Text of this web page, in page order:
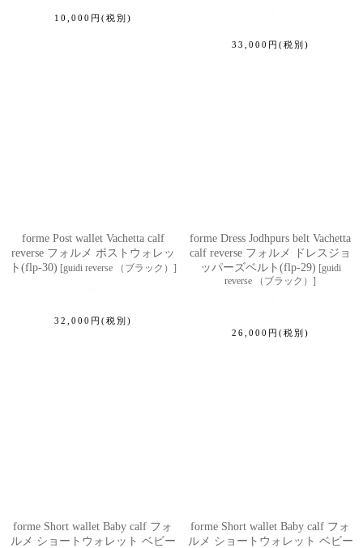
10,000 円 (税別)
33,000 円 (税別)
forme Post wallet Vachetta calf
reverse フォルメ ポストウォレッ
ト(flp-30) [guidi reverse （ブラック） ]
32,000 円 (税別)
forme Dress Jodhpurs belt Vachetta
calf reverse フォルメ ドレスジョ
ッパーズベルト(flp-29) [guidi
reverse （ブラック） ]
26,000 円 (税別)
forme Short wallet Baby calf フォ
ルメ ショートウォレット ベビー
forme Short wallet Baby calf フォ
ルメ ショートウォレット ベビー